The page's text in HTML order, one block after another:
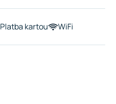
Platba kartou WiFi